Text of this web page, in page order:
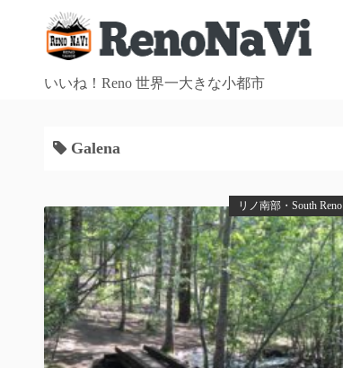
いいね！Reno 世界一大きな小都市
Galena
リノ南部・South Reno